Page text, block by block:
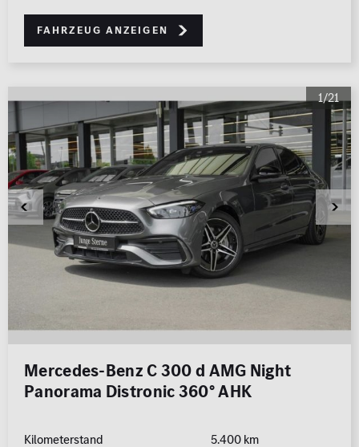
Fahrzeug anzeigen
1/21
Mercedes-Benz C 300 d AMG Night
Panorama Distronic 360° AHK
Kilometerstand
5.400 km